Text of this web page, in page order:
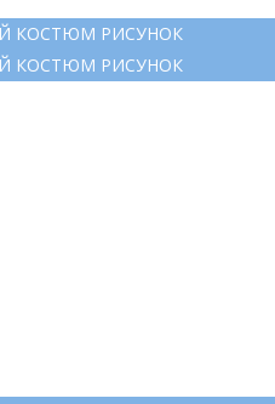
КОСТЮМ РИСУНОК
КОСТЮМ РИСУНОК